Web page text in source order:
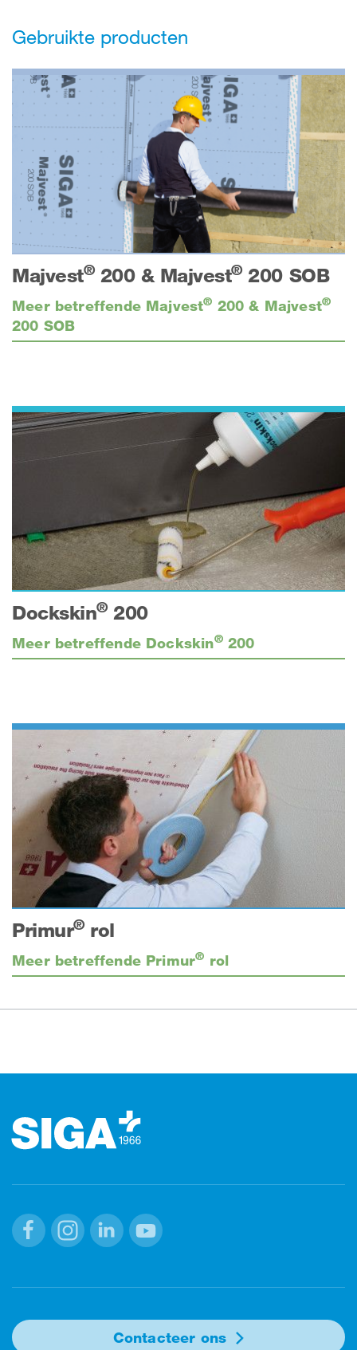
Gebruikte producten
Majvest®200 & Majvest®200 SOB
Meer betreffende Majvest® 200 & Majvest®
200 SOB
Dockskin®200
Meer betreffende Dockskin®200
Primur®rol
Meer betreffende Primur® rol
Contacteer ons